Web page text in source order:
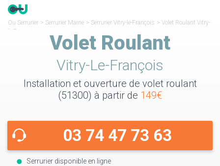
Ou Serrurier > Serrurier Marne > Serrurier Vitry-le-François > Volet Roulant Vitry-
le-François
Volet Roulant
Vitry-Le-François
Installation et ouverture de volet roulant
(51300) à partir de 149€
03 74 47 73 63
Serrurier disponible en ligne